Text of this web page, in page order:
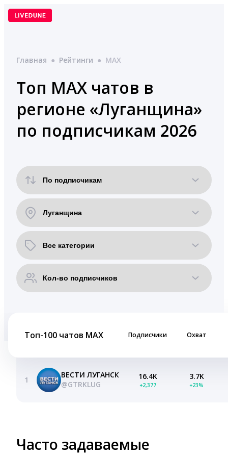
Перейти
Главная ● Рейтинги ● MAX
Топ MAX чатов в
регионе «Луганщина»
по подписчикам 2026
Топ-100 чатов MAX Подписчики Охват
1
ВЕСТИ ЛУГАНСК
@GTRKLUG
16.4K
+2,377
3.7K
+23%
Часто задаваемые